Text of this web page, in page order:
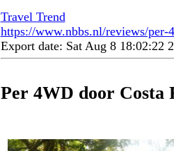
Travel Trend
https://www.nbbs.nl/reviews/per-
Export date: Sat Aug 8 18:02:22
Per 4WD door Costa